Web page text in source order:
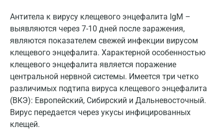
Антитела к вирусу клещевого энцефалита IgM –
выявляются через 7-10 дней после заражения,
являются показателем свежей инфекции вирусом
клещевого энцефалита. Характерной особенностью
клещевого энцефалита является поражение
центральной нервной системы. Имеется три четко
различимых подтипа вируса клещевого энцефалита
(ВКЭ): Европейский, Сибирский и Дальневосточный.
Вирус передается через укусы инфицированных
клещей.
Гатчина
Геленджик
Дзержинск
Дзержинский
Дмитров